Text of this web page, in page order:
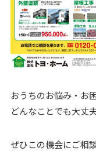
おうちのお悩み・お
どんなことでも大丈
ぜひこの機会にご相